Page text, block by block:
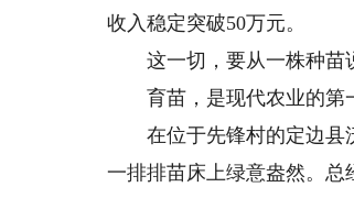
收入稳定突破50万元。
这一切，要从一株种苗
育苗，是现代农业的第一
在位于先锋村的定边县沃
一排排苗床上绿意盎然。总